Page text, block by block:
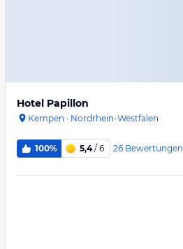
Hotel Papillon
Kempen · Nordrhein-Westfalen
100% 5,4/ 6 26 Bewertungen